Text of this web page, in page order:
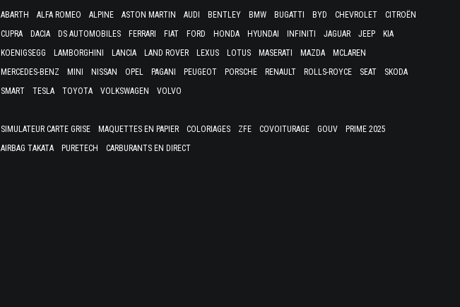
ABARTH ALFA ROMEO ALPINE ASTON MARTIN AUDI BENTLEY BMW BUGATTI BYD CHEVROLET
CITROËN
CUPRA
DACIA DS AUTOMOBILES FERRARI FIAT FORD HONDA HYUNDAI INFINITI JAGUAR JEEP
KIA
KOENIGSEGG
LAMBORGHINI LANCIA LAND ROVER LEXUS LOTUS MASERATI MAZDA
MCLAREN
MERCEDES-BENZ
MINI NISSAN OPEL PAGANI PEUGEOT PORSCHE RENAULT ROLLS-ROYCE SEAT
SKODA
SMART
TESLA TOYOTA VOLKSWAGEN VOLVO
SIMULATEUR CARTE GRISE MAQUETTES EN PAPIER COLORIAGES ZFE COVOITURAGE GOUV
PRIME 2025
AIRBAG TAKATA
PURETECH CARBURANTS EN DIRECT